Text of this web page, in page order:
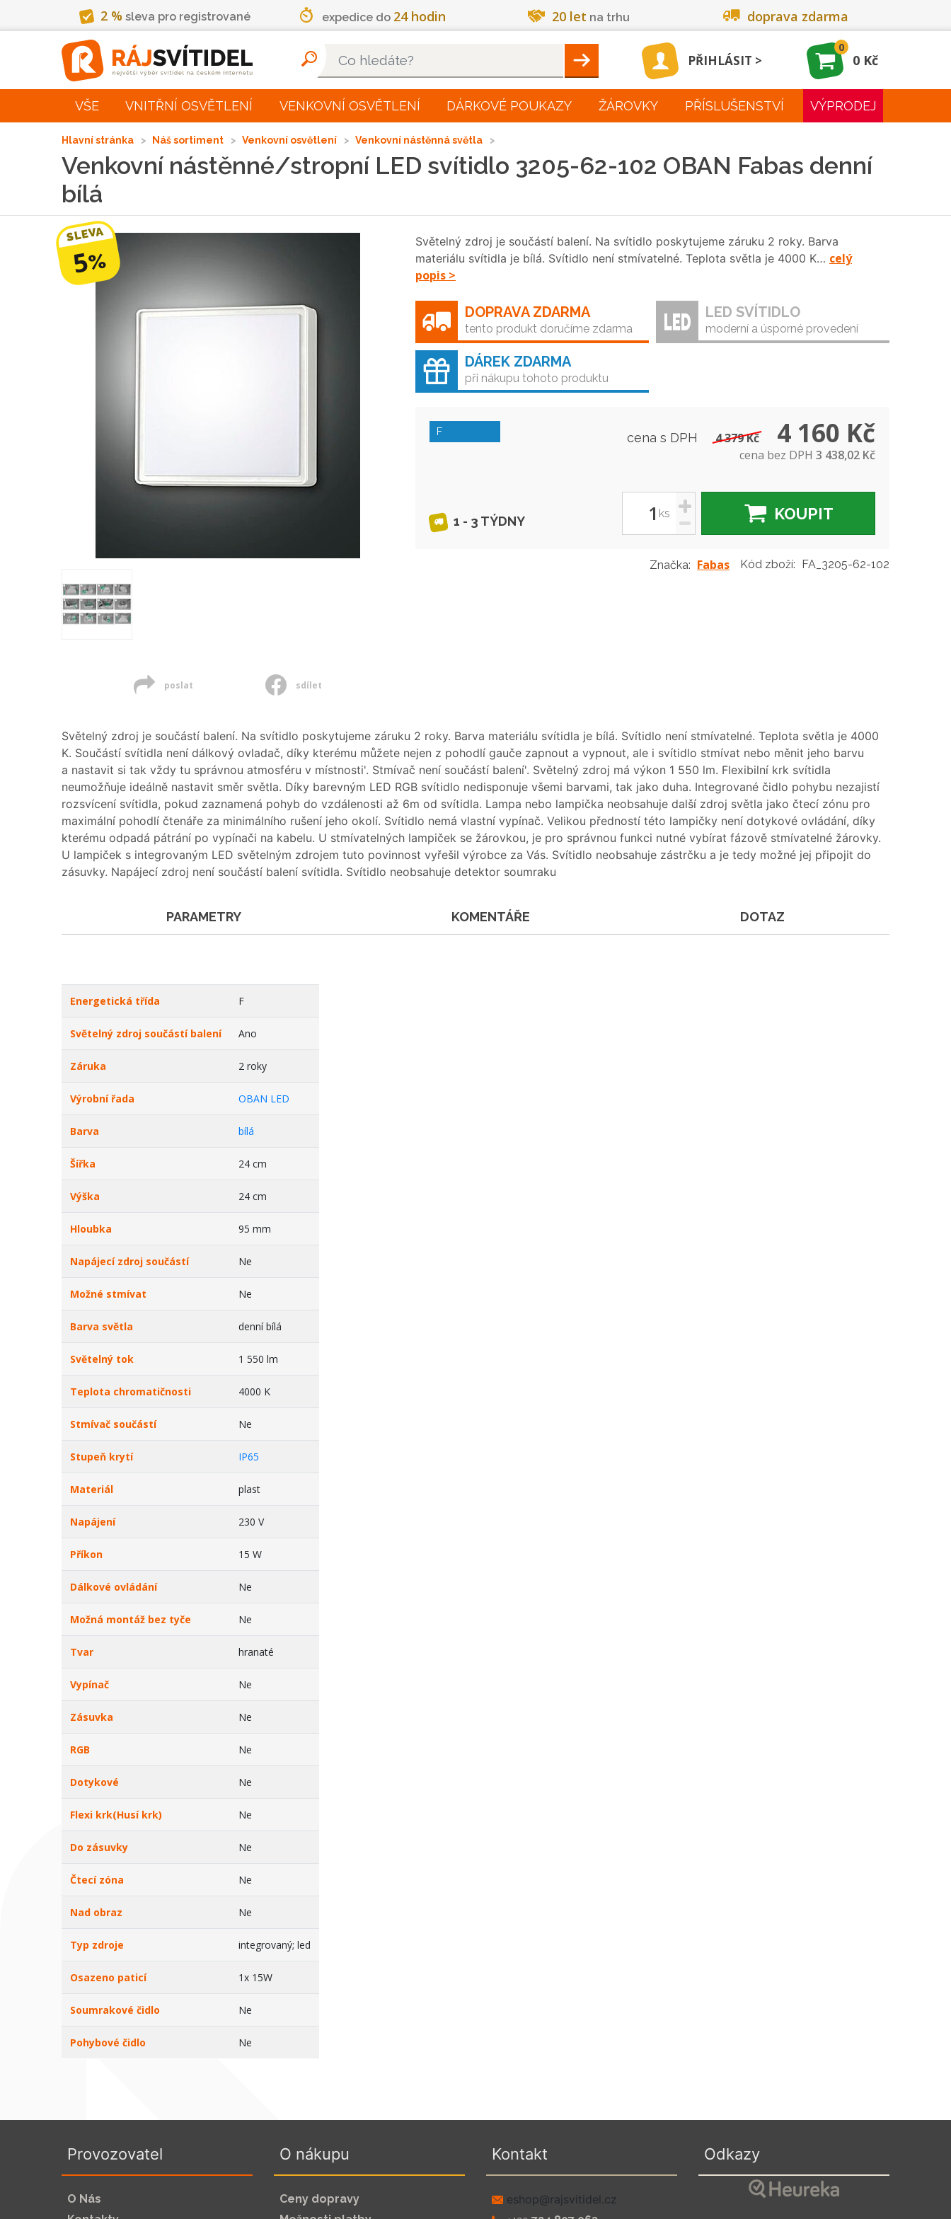
2 % sleva pro registrované expedice do 24 hodin 20 let na trhu doprava zdarma
Hleadat PŘIHLÁSIT
0
0 Kč
VŠE VNITŘNÍ OSVĚTLENÍ VENKOVNÍ OSVĚTLENÍ DÁRKOVÉ POUKAZY ŽÁROVKY PŘÍSLUŠENSTVÍ VÝPRODEJ
Hlavní stránka Náš sortiment Venkovní osvětlení Venkovní nástěnná světla
Venkovní nástěnné/stropní LED svítidlo 3205-62-102 OBAN Fabas denní
bílá
SLEVA
5%
poslat sdílet
Světelný zdroj je součástí balení. Na svítidlo poskytujeme záruku 2 roky. Barva
materiálu svítidla je bílá. Svítidlo není stmívatelné. Teplota světla je 4000 K… celý
popis >
DOPRAVA ZDARMA
tento produkt doručíme zdarma
LED SVÍTIDLO
moderní a úsporné provedení
DÁREK ZDARMA
při nákupu tohoto produktu
F
1 - 3 TÝDNY
cena s DPH 4 379 Kč 4 160 Kč
cena bez DPH 3 438,02 Kč
ks
+
-
KOUPIT
Značka: Fabas Kód zboží: FA_3205-62-102
Světelný zdroj je součástí balení. Na svítidlo poskytujeme záruku 2 roky. Barva materiálu svítidla je bílá. Svítidlo není stmívatelné. Teplota světla je 4000
K. Součástí svítidla není dálkový ovladač, díky kterému můžete nejen z pohodlí gauče zapnout a vypnout, ale i svítidlo stmívat nebo měnit jeho barvu
a nastavit si tak vždy tu správnou atmosféru v místnosti'. Stmívač není součástí balení'. Světelný zdroj má výkon 1 550 lm. Flexibilní krk svítidla
neumožňuje ideálně nastavit směr světla. Díky barevným LED RGB svítidlo nedisponuje všemi barvami, tak jako duha. Integrované čidlo pohybu nezajistí
rozsvícení svítidla, pokud zaznamená pohyb do vzdálenosti až 6m od svítidla. Lampa nebo lampička neobsahuje další zdroj světla jako čtecí zónu pro
maximální pohodlí čtenáře za minimálního rušení jeho okolí. Svítidlo nemá vlastní vypínač. Velikou předností této lampičky není dotykové ovládání, díky
kterému odpadá pátrání po vypínači na kabelu. U stmívatelných lampiček se žárovkou, je pro správnou funkci nutné vybírat fázově stmívatelné žárovky.
U lampiček s integrovaným LED světelným zdrojem tuto povinnost vyřešil výrobce za Vás. Svítidlo neobsahuje zástrčku a je tedy možné jej připojit do
zásuvky. Napájecí zdroj není součástí balení svítidla. Svítidlo neobsahuje detektor soumraku
PARAMETRY KOMENTÁŘE DOTAZ
Energetická třída F
Světelný zdroj součástí balení Ano
Záruka 2 roky
Výrobní řada OBAN LED
Barva bílá
Šířka 24 cm
Výška 24 cm
Hloubka 95 mm
Napájecí zdroj součástí Ne
Možné stmívat Ne
Barva světla denní bílá
Světelný tok 1 550 lm
Teplota chromatičnosti 4000 K
Stmívač součástí Ne
Stupeň krytí IP65
Materiál plast
Napájení 230 V
Příkon 15 W
Dálkové ovládání Ne
Možná montáž bez tyče Ne
Tvar hranaté
Vypínač Ne
Zásuvka Ne
RGB Ne
Dotykové Ne
Flexi krk(Husí krk) Ne
Do zásuvky Ne
Čtecí zóna Ne
Nad obraz Ne
Typ zdroje integrovaný; led
Osazeno paticí 1x 15W
Soumrakové čidlo Ne
Pohybové čidlo Ne
Provozovatel
O Nás
O nákupu
Ceny dopravy
Kontakt
zc.leditivsjar@pohse
Odkazy